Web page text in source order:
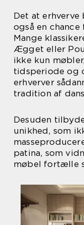
Det at
også en
Mange
Ægget eller
ikke kun
tidsperiode og
erhverver
tradition af
Desuden
unikhed, som
patina, som
møbel fortælle